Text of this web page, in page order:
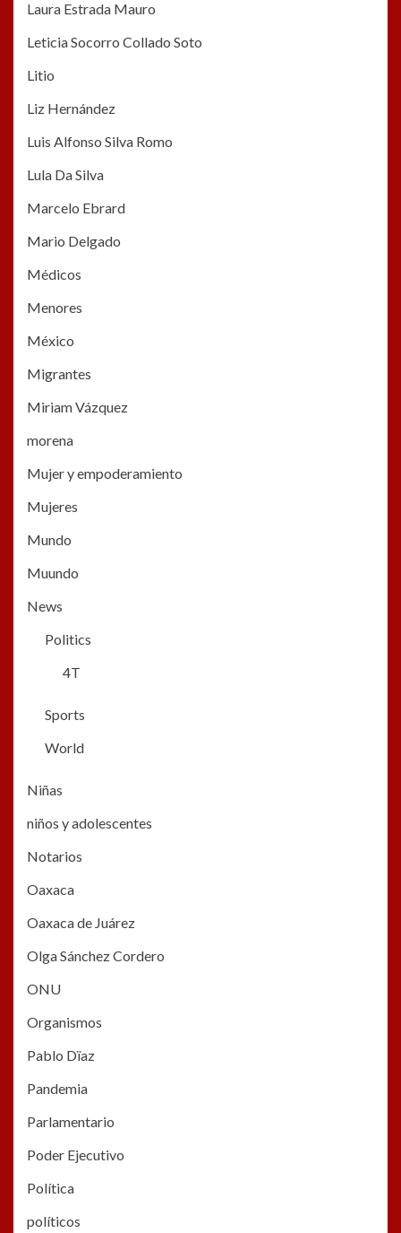
Laura Estrada Mauro
Leticia Socorro Collado Soto
Litio
Liz Hernández
Luis Alfonso Silva Romo
Lula Da Silva
Marcelo Ebrard
Mario Delgado
Médicos
Menores
México
Migrantes
Miriam Vázquez
morena
Mujer y empoderamiento
Mujeres
Mundo
Muundo
News
Politics
4T
Sports
World
Niñas
niños y adolescentes
Notarios
Oaxaca
Oaxaca de Juárez
Olga Sánchez Cordero
ONU
Organismos
Pablo Dïaz
Pandemia
Parlamentario
Poder Ejecutivo
Política
políticos